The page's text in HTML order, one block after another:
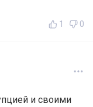
1 0
и своими